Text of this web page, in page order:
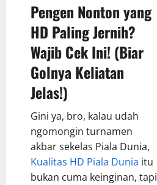
Pengen Nonton yang
HD Paling Jernih?
Wajib Cek Ini! (Biar
Golnya Keliatan
Jelas!)
Gini ya, bro, kalau udah
ngomongin turnamen
akbar sekelas Piala Dunia,
Kualitas HD Piala Dunia itu
bukan cuma keinginan, tapi